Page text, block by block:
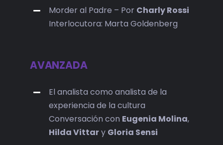
Morder al Padre – Por Charly Rossi
Interlocutora: Marta Goldenberg
AVANZADA
El analista como analista de la
experiencia de la cultura
Conversación con Eugenia Molina,
Hilda Vittary Gloria Sensi